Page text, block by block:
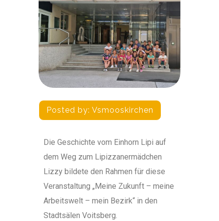
Posted by: Vsmooskirchen
Die Geschichte vom Einhorn Lipi auf
dem Weg zum Lipizzanermädchen
Lizzy bildete den Rahmen für diese
Veranstaltung „Meine Zukunft – meine
Arbeitswelt – mein Bezirk“ in den
Stadtsälen Voitsberg.